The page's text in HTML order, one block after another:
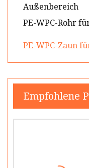
Außenbereich
PE-WPC-Rohr
PE-WPC-Zaun
Empfohlene